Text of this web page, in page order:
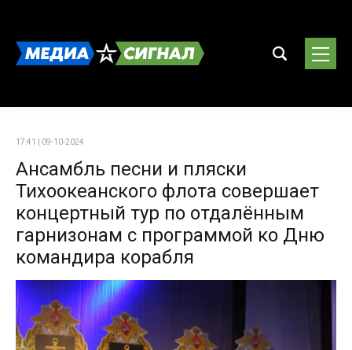
17:41 | 09-10-2024
Ансамбль песни и пляски
Тихоокеанского флота совершает
концертный тур по отдалённым
гарнизонам с программой ко Дню
командира корабля